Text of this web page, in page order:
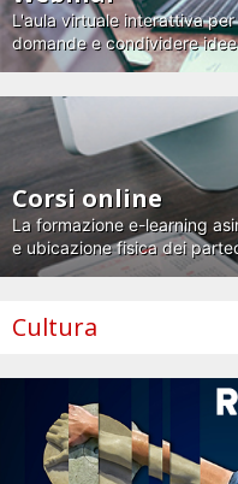
L'aula virtuale interattiva
domande e condividere idee
Corsi online
La formazione e-learning
e ubicazione fisica dei
Cultura